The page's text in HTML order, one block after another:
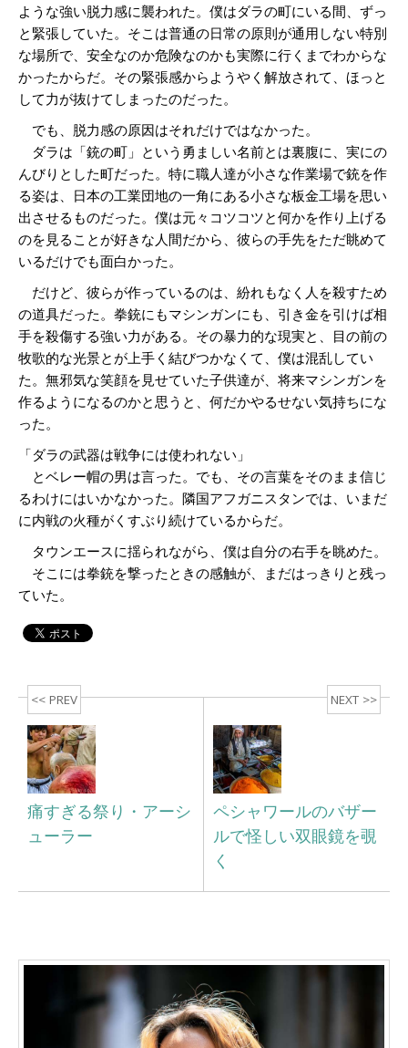
ような強い脱力感に襲われた。僕はダラの町にいる間、ずっ
と緊張していた。そこは普通の日常の原則が通用しない特別
な場所で、安全なのか危険なのかも実際に行くまでわからな
かったからだ。その緊張感からようやく解放されて、ほっと
して力が抜けてしまったのだった。
でも、脱力感の原因はそれだけではなかった。
ダラは「銃の町」という勇ましい名前とは裏腹に、実にの
んびりとした町だった。特に職人達が小さな作業場で銃を作
る姿は、日本の工業団地の一角にある小さな板金工場を思い
出させるものだった。僕は元々コツコツと何かを作り上げる
のを見ることが好きな人間だから、彼らの手先をただ眺めて
いるだけでも面白かった。
だけど、彼らが作っているのは、紛れもなく人を殺すため
の道具だった。拳銃にもマシンガンにも、引き金を引けば相
手を殺傷する強い力がある。その暴力的な現実と、目の前の
牧歌的な光景とが上手く結びつかなくて、僕は混乱してい
た。無邪気な笑顔を見せていた子供達が、将来マシンガンを
作るようになるのかと思うと、何だかやるせない気持ちにな
った。
「ダラの武器は戦争には使われない」
とベレー帽の男は言った。でも、その言葉をそのまま信じ
るわけにはいかなかった。隣国アフガニスタンでは、いまだ
に内戦の火種がくすぶり続けているからだ。
タウンエースに揺られながら、僕は自分の右手を眺めた。
そこには拳銃を撃ったときの感触が、まだはっきりと残っ
ていた。
<< PREV
痛すぎる祭り・アーシ
ューラー
NEXT >>
ペシャワールのバザー
ルで怪しい双眼鏡を覗
く